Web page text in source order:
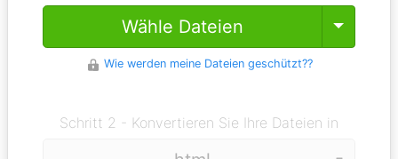
Wähle Dateien Toggle
Wie werden meine Dateien geschützt??
Schritt 2 - Konvertieren Sie Ihre Dateien in